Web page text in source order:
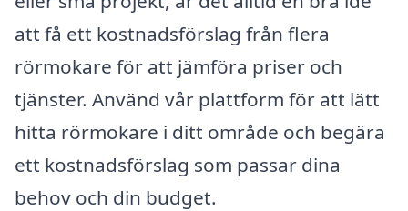
att få ett kostnadsförslag från flera
rörmokare för att jämföra priser och
tjänster. Använd vår plattform för att lätt
hitta rörmokare i ditt område och begära
ett kostnadsförslag som passar dina
behov och din budget.